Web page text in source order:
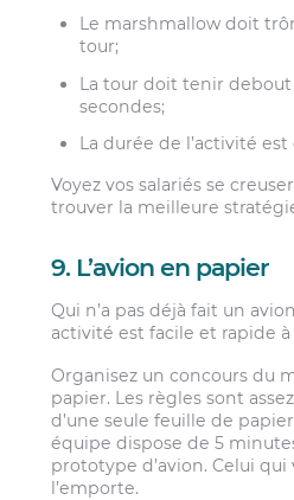
Le marshmallow doit
tour;
La tour doit tenir debout
secondes;
La durée de l’activité
Voyez vos salariés se
trouver la meilleure
9. L’avion en papier
Qui n’a pas déjà fait un
activité est facile et rapide à
Organisez un concours du
papier. Les règles sont
d’une seule feuille de
équipe dispose de 5
prototype d’avion. Celui qui
l’emporte.